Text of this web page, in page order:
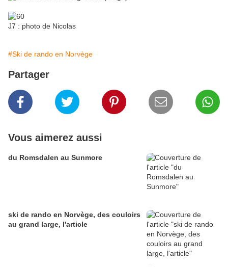
J7 : photo de Nicolas
#Ski de rando en Norvège
Partager
Vous aimerez aussi
du Romsdalen au Sunmore
ski de rando en Norvège, des couloirs
au grand large, l'article